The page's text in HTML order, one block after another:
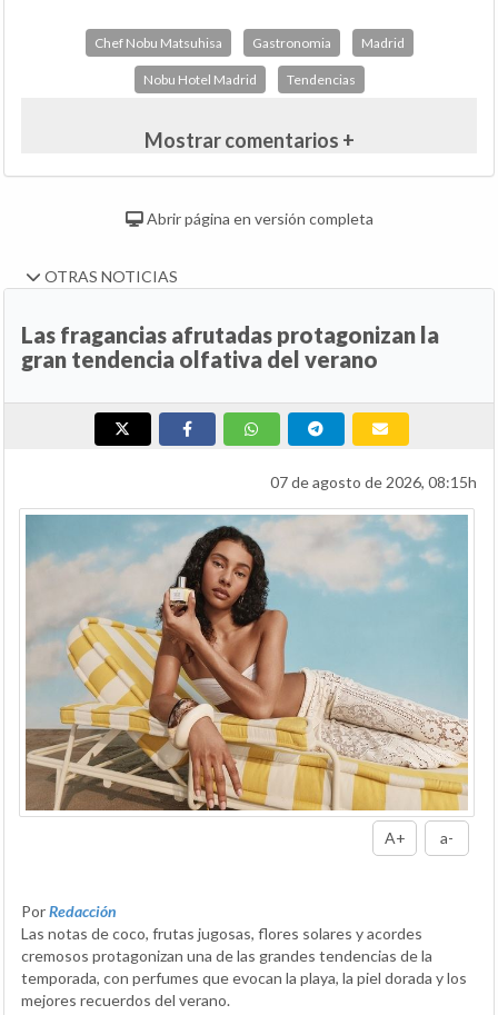
Chef Nobu Matsuhisa Gastronomia Madrid
Nobu Hotel Madrid Tendencias
Mostrar comentarios +
Abrir página en versión completa
OTRAS NOTICIAS
Las fragancias afrutadas protagonizan la
gran tendencia olfativa del verano
07 de agosto de 2026, 08:15h
A+ a-
PorRedacción
Las notas de coco, frutas jugosas, flores solares y acordes
cremosos protagonizan una de las grandes tendencias de la
temporada, con perfumes que evocan la playa, la piel dorada y los
mejores recuerdos del verano.